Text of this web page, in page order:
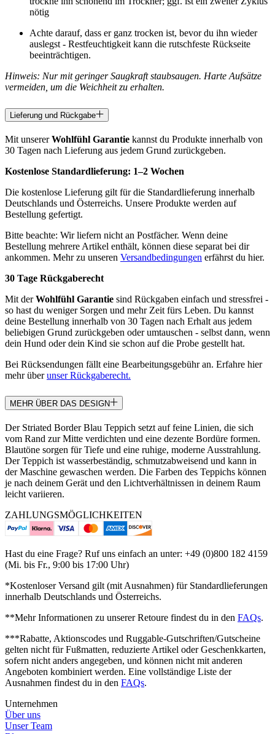
nötig
Achte darauf, dass er ganz trocken ist, bevor du ihn wieder
auslegst - Restfeuchtigkeit kann die rutschfeste Rückseite
beeinträchtigen.
Hinweis: Nur mit geringer Saugkraft staubsaugen. Harte Aufsätze
vermeiden, um die Weichheit zu erhalten.
Lieferung und Rückgabe
Mit unsererWohlfühl Garantie kannst du Produkte innerhalb von
30 Tagen nach Lieferung aus jedem Grund zurückgeben.
Kostenlose Standardlieferung: 1–2 Wochen
Die kostenlose Lieferung gilt für die Standardlieferung innerhalb
Deutschlands und Österreichs. Unsere Produkte werden auf
Bestellung gefertigt.
Bitte beachte: Wir liefern nicht an Postfächer. Wenn deine
Bestellung mehrere Artikel enthält, können diese separat bei dir
ankommen. Mehr zu unseren Versandbedingungen erfährst du hier.
30 Tage Rückgaberecht
Mit derWohlfühl Garantie sind Rückgaben einfach und stressfrei -
so hast du weniger Sorgen und mehr Zeit fürs Leben. Du kannst
deine Bestellung innerhalb von 30 Tagen nach Erhalt aus jedem
beliebigen Grund zurückgeben oder umtauschen - selbst dann, wenn
dein Hund oder dein Kind sie schon auf die Probe gestellt hat.
Bei Rücksendungen fällt eine Bearbeitungsgebühr an. Erfahre hier
mehr überunser Rückgaberecht.
MEHR ÜBER DAS DESIGN
Der Striated Border Blau Teppich setzt auf feine Linien, die sich
vom Rand zur Mitte verdichten und eine dezente Bordüre formen.
Blautöne sorgen für Tiefe und eine ruhige, moderne Ausstrahlung.
Der Teppich ist wasserbeständig, schmutzabweisend und kann in
der Maschine gewaschen werden. Die Farben des Teppichs können
je nach deinem Gerät und den Lichtverhältnissen in deinem Raum
leicht variieren.
ZAHLUNGSMÖGLICHKEITEN
Hast du eine Frage? Ruf uns einfach an unter: +49 (0)800 182 4159
(Mi. bis Fr., 9:00 bis 17:00 Uhr)
*Kostenloser Versand gilt (mit Ausnahmen) für Standardlieferungen
innerhalb Deutschlands und Österreichs.
**Mehr Informationen zu unserer Retoure findest du in den FAQs.
***Rabatte, Aktionscodes und Ruggable-Gutschriften/Gutscheine
gelten nicht für Fußmatten, reduzierte Artikel oder Geschenkkarten,
sofern nicht anders angegeben, und können nicht mit anderen
Angeboten kombiniert werden. Eine vollständige Liste der
Ausnahmen findest du in den FAQs.
Unternehmen
Über uns
Unser Team